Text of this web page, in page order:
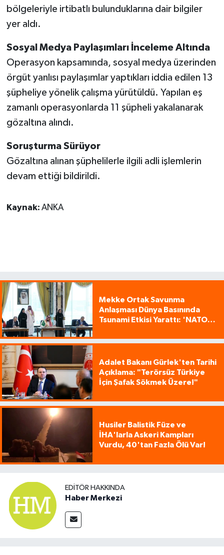
bölgeleriyle irtibatlı bulunduklarına dair bilgiler
yer aldı.
Sosyal Medya Paylaşımları İnceleme Altında
Operasyon kapsamında, sosyal medya üzerinden
örgüt yanlısı paylaşımlar yaptıkları iddia edilen 13
şüpheliye yönelik çalışma yürütüldü. Yapılan eş
zamanlı operasyonlarda 11 şüpheli yakalanarak
gözaltına alındı.
Soruşturma Sürüyor
Gözaltına alınan şüphelilerle ilgili adli işlemlerin
devam ettiği bildirildi.
Kaynak: ANKA
Mekke Ortak Savunma
Anlaşması Dünya Basınında
Tsunami Etkisi Yarattı: 'NATO
Adalet Bakanı Gürlek'ten Tarihi
Açıklama: "Terörsüz Türkiye
İçin Şafak Sökmek Üzere!"
Husiler Balistik Füze ve
İHA'larla Askeri Kampları
Vurdu, 40'tan Fazla Ölü Var!
EDITÖR HAKKINDA
Haber Merkezi